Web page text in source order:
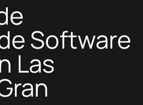
Software
Las